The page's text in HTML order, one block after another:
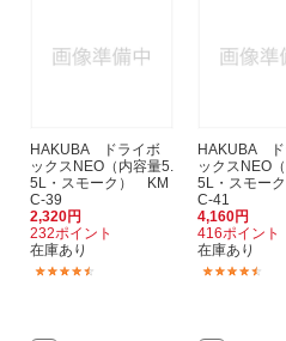
HAKUBA ドライボ
ックスNEO（内容量5.
5L・スモーク） KM
C-39
2,320円
232ポイント
在庫あり
HAKUBA ド
ックスNEO
5L・スモー
C-41
4,160円
416ポイント
在庫あり